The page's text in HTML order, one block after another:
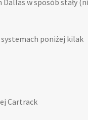
poniżej kilak
Cartrack